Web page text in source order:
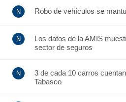
Robo de vehículos se
Los datos de la AMIS
sector de seguros
3 de cada 10 carros
Tabasco